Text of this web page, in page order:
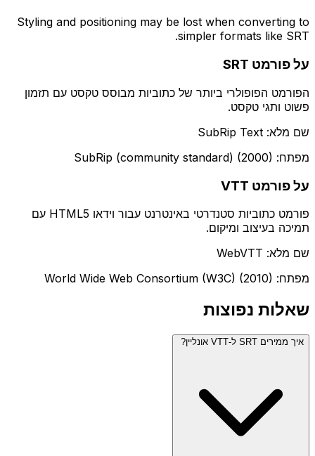
Styling and positioning may be lost when converting to
simpler formats like SRT.
על פורמט SRT
הפורמט הפופולרי ביותר של כתוביות מבוסס טקסט עם תזמון
פשוט ותגי טקסט.
שם מלא: SubRip Text
מפתח: SubRip (community standard) (2000)
על פורמט VTT
פורמט כתוביות סטנדרטי באינטרנט עבור וידאו HTML5 עם
תמיכה בעיצוב ומיקום.
שם מלא: WebVTT
מפתח: World Wide Web Consortium (W3C) (2010)
שאלות נפוצות
איך ממירים SRT ל-VTT אונליין?